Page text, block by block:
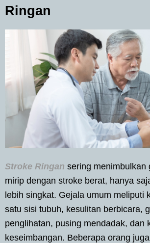
Ringan
Stroke Ringan sering menimbulkan
mirip dengan stroke berat, hanya
lebih singkat. Gejala umum meliputi
satu sisi tubuh, kesulitan berbicara,
penglihatan, pusing mendadak, dan
keseimbangan. Beberapa orang